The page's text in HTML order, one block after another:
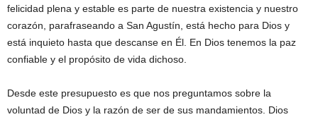
felicidad plena y estable es parte de nuestra existencia y nuestro
corazón, parafraseando a San Agustín, está hecho para Dios y
está inquieto hasta que descanse en Él. En Dios tenemos la paz
confiable y el propósito de vida dichoso.
Desde este presupuesto es que nos preguntamos sobre la
voluntad de Dios y la razón de ser de sus mandamientos. Dios